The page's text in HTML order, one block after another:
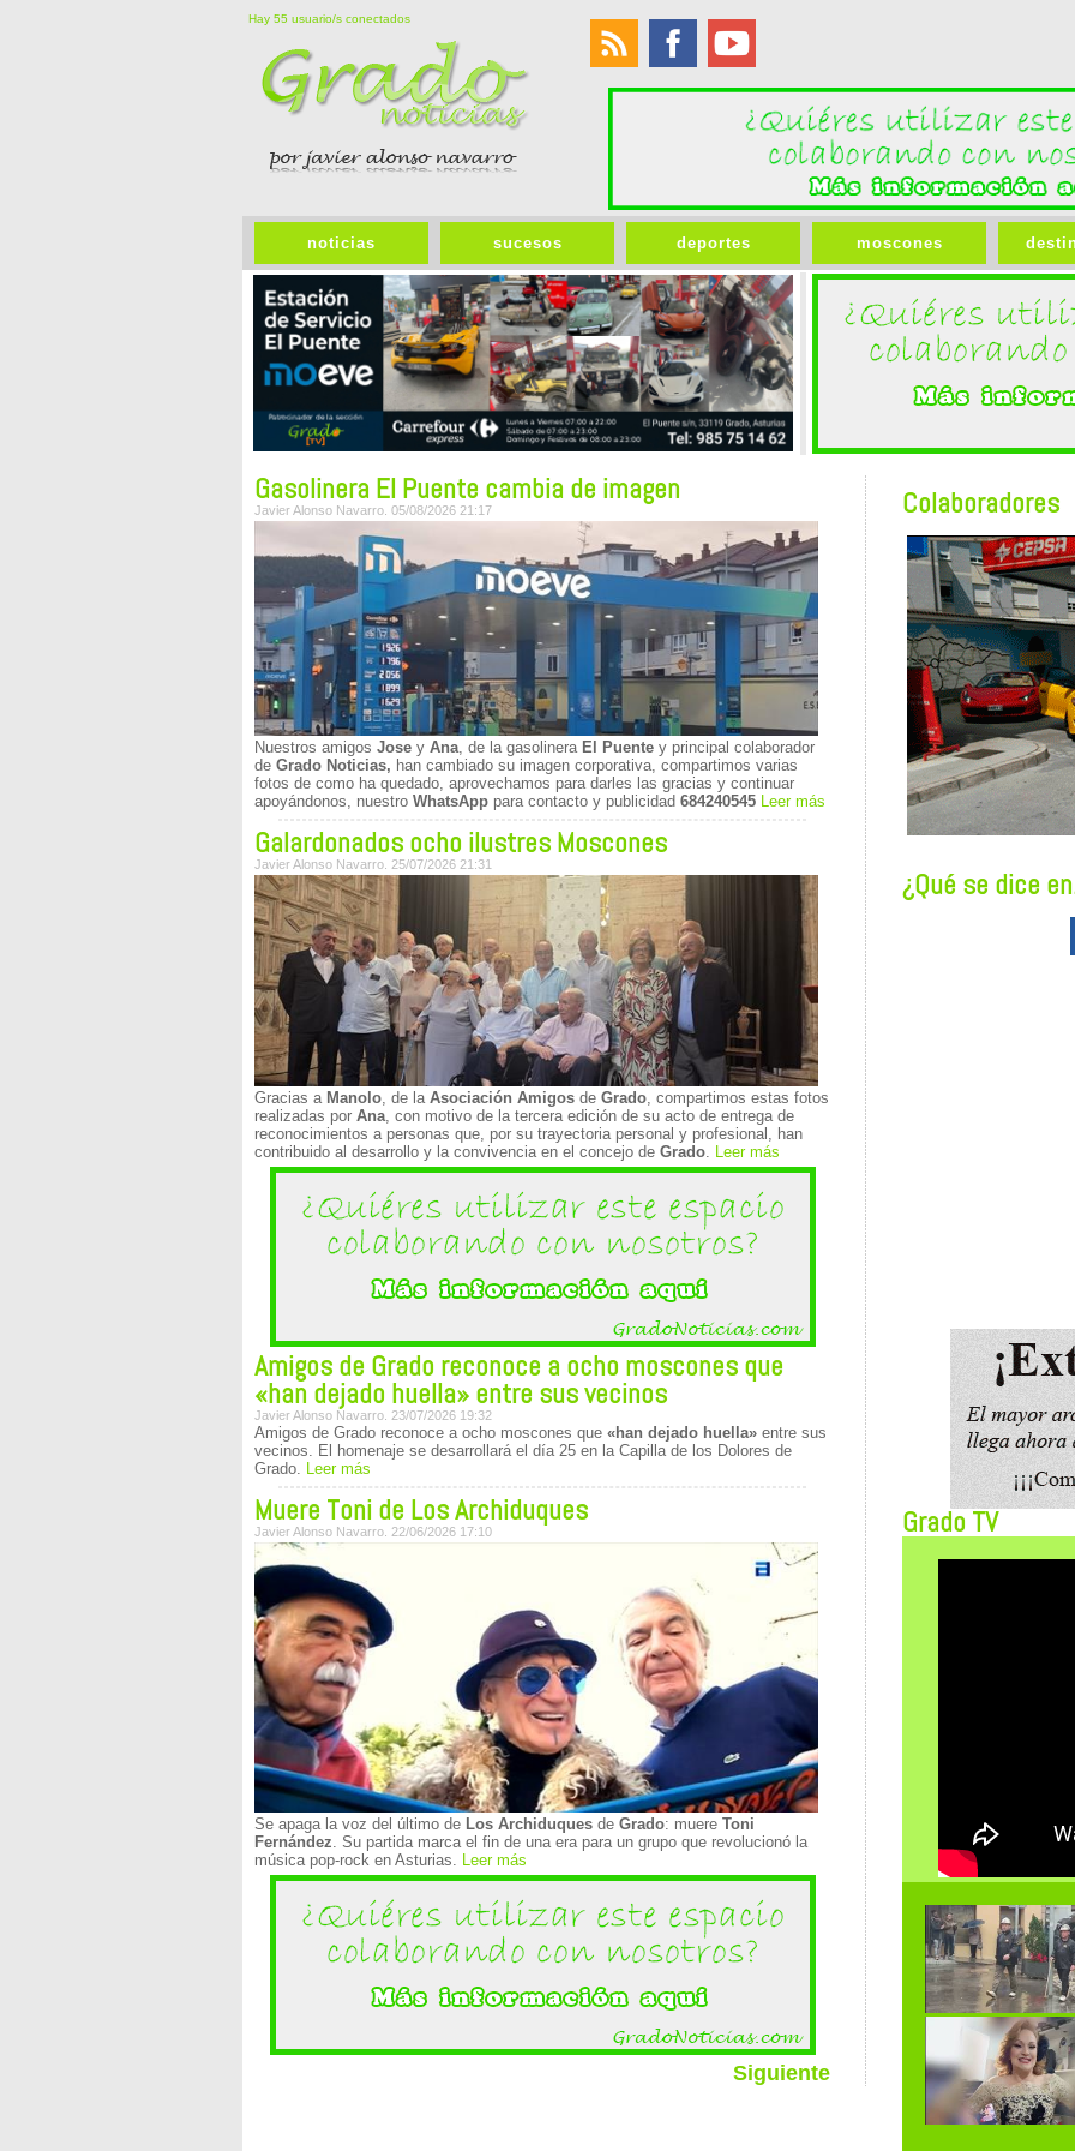
Hay 55 usuario/s conectados
noticias sucesos deportes moscones
Gasolinera El Puente cambia de imagen
Javier Alonso Navarro. 05/08/2026 21:17
Nuestros amigos Jose y Ana, de la gasolinera El Puente y principal colaborador
de Grado Noticias, han cambiado su imagen corporativa, compartimos varias
fotos de como ha quedado, aprovechamos para darles las gracias y continuar
apoyándonos, nuestro WhatsApp para contacto y publicidad 684240545 Leer más
Galardonados ocho ilustres Moscones
Javier Alonso Navarro. 25/07/2026 21:31
Gracias a Manolo, de la Asociación Amigos de Grado, compartimos estas fotos
realizadas por Ana, con motivo de la tercera edición de su acto de entrega de
reconocimientos a personas que, por su trayectoria personal y profesional, han
contribuido al desarrollo y la convivencia en el concejo de Grado. Leer más
Amigos de Grado reconoce a ocho moscones que
«han dejado huella» entre sus vecinos
Javier Alonso Navarro. 23/07/2026 19:32
Amigos de Grado reconoce a ocho moscones que «han dejado huella» entre sus
vecinos. El homenaje se desarrollará el día 25 en la Capilla de los Dolores de
Grado. Leer más
Muere Toni de Los Archiduques
Javier Alonso Navarro. 22/06/2026 17:10
Se apaga la voz del último de Los Archiduques de Grado: muere Toni
Fernández. Su partida marca el fin de una era para un grupo que revolucionó la
música pop-rock en Asturias. Leer más
Siguiente
Colaboradores
¿Qué se dice
Grado TV